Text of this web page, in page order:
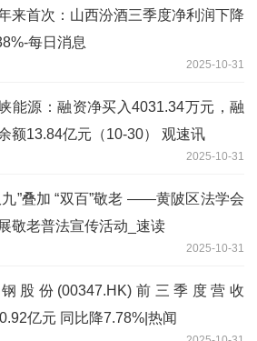
来首次：山西汾酒三季度净利润下降
每日消息
2025-10-31
能源：融资净买入4031.34万元，融
额13.84亿元（10-30） 观速讯
2025-10-31
九”叠加 “双百”敬老​ ——黄陂区法学会
敬老普法宣传活动_速读
2025-10-31
股份(00347.HK)前三季度营收
亿元 同比降7.78%|热闻